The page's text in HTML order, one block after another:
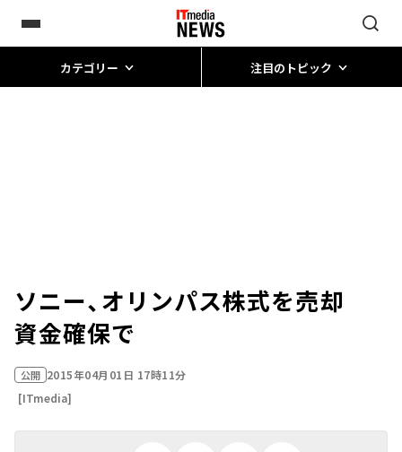
カテゴリー 注目のトピック
ソニー、オリンパス株式を売却
資金確保で
公開 2015年04月01日 17時11分
[ITmedia]